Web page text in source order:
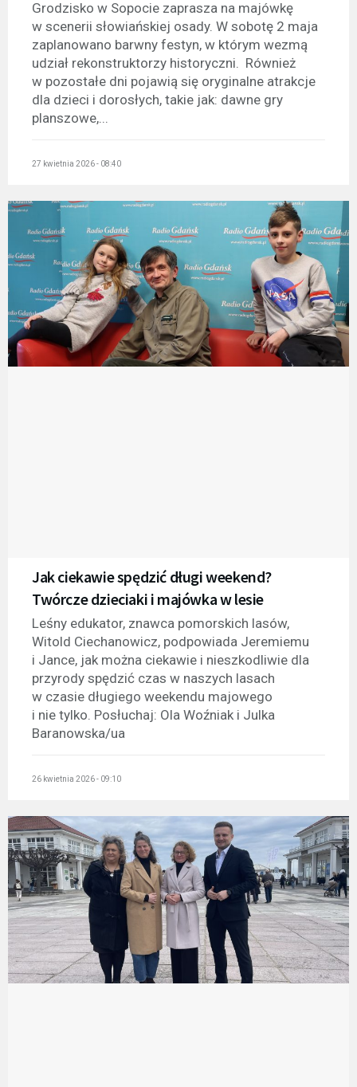
Grodzisko w Sopocie zaprasza na majówkę
w scenerii słowiańskiej osady. W sobotę 2 maja
zaplanowano barwny festyn, w którym wezmą
udział rekonstruktorzy historyczni. Również
w pozostałe dni pojawią się oryginalne atrakcje
dla dzieci i dorosłych, takie jak: dawne gry
planszowe,...
27 kwietnia 2026 - 08:40
Jak ciekawie spędzić długi weekend?
Twórcze dzieciaki i majówka w lesie
Leśny edukator, znawca pomorskich lasów,
Witold Ciechanowicz, podpowiada Jeremiemu
i Jance, jak można ciekawie i nieszkodliwie dla
przyrody spędzić czas w naszych lasach
w czasie długiego weekendu majowego
i nie tylko. Posłuchaj: Ola Woźniak i Julka
Baranowska/ua
26 kwietnia 2026 - 09:10